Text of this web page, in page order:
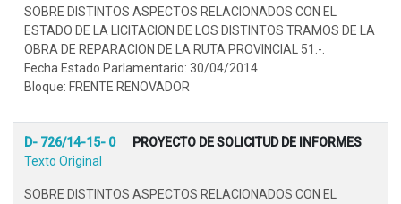
SOBRE DISTINTOS ASPECTOS RELACIONADOS CON EL
ESTADO DE LA LICITACION DE LOS DISTINTOS TRAMOS DE LA
OBRA DE REPARACION DE LA RUTA PROVINCIAL 51.-.
Fecha Estado Parlamentario: 30/04/2014
Bloque: FRENTE RENOVADOR
D- 726/14-15- 0
PROYECTO DE SOLICITUD DE INFORMES
Texto Original
SOBRE DISTINTOS ASPECTOS RELACIONADOS CON EL